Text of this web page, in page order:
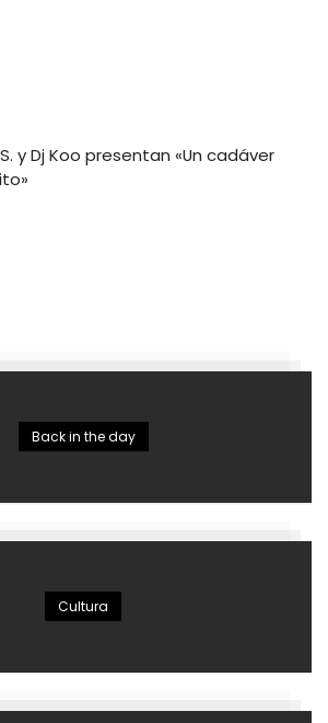
y Dj Koo presentan «Un cadáver
Back in the day
Cultura